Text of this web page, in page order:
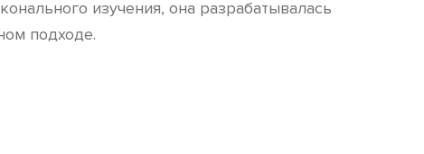
изучения, она разрабатывалась
подходе.